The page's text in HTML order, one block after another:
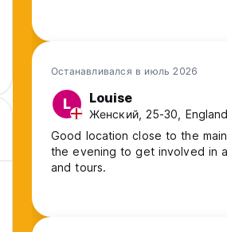
Останавливался в июль 2026
L Louise
Женский, 25-30, England
Good location close to the
the evening to get involved in
and tours.